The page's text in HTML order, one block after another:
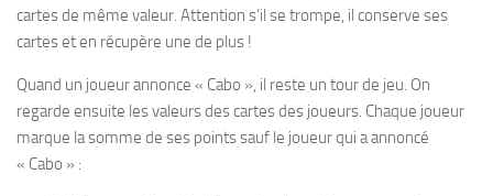
cartes de même valeur. Attention s’il se trompe, il conserve ses
cartes et en récupère une de plus !
Quand un joueur annonce « Cabo », il reste un tour de jeu. On
regarde ensuite les valeurs des cartes des joueurs. Chaque joueur
marque la somme de ses points sauf le joueur qui a annoncé
« Cabo » :